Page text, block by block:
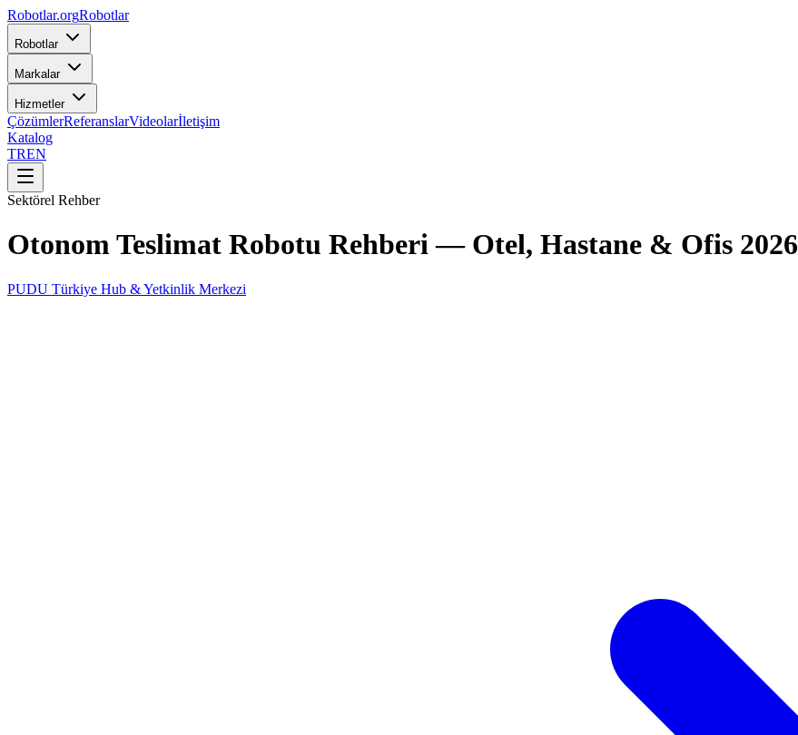
Robotlar.orgRobotlar
Robotlar
Markalar
Hizmetler
ÇözümlerReferanslarVideolarİletişim
Katalog
TREN
Sektörel Rehber
Otonom Teslimat Robotu Rehberi — Otel, Hastane & Ofis 2026
PUDU Türkiye Hub & Yetkinlik Merkezi